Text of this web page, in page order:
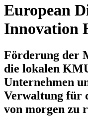
European
Innovation
Förderung der
die lokalen
Unternehmen
Verwaltung für
von morgen zu